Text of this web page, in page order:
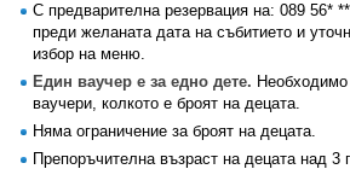
С предварителна резервация на: 089 56*
преди желаната дата на събитието и
избор на меню.
Един ваучер е за едно дете. Необходимо
ваучери, колкото е броят на децата.
Няма ограничение за броят на децата.
Препоръчителна възраст на децата над 3